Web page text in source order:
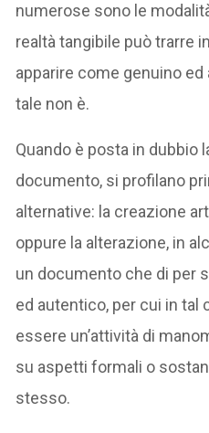
numerose sono le
realtà tangibile può trarre
apparire come genuino
tale non è.
Quando è posta in dubbio
documento, si profilano
alternative: la creazione
oppure la alterazione, in
un documento che di per
ed autentico, per cui in tal
essere un’attività di
su aspetti formali o
stesso.